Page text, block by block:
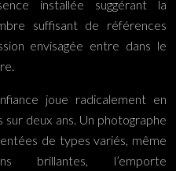
installée suggérant la
suffisant de références
envisagée entre dans le
joue radicalement en
deux ans. Un photographe
de types variés, même
brillantes, l’emporte